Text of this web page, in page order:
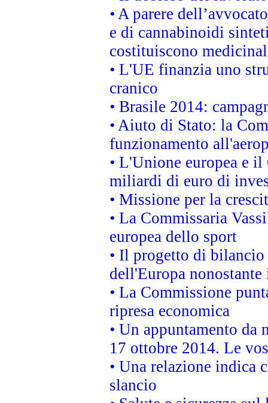
• A parere
e di cannabinoidi
costituiscono
• L'UE finanzia uno
cranico
• Brasile 2014:
• Aiuto di Stato: la
funzionamento
• L'Unione europea e
miliardi di euro di
• Missione per la
• La Commissaria
europea dello sport
• Il progetto di
dell'Europa
• La Commissione
ripresa economica
• Un appuntamento da
17 ottobre 2014. Le
• Una relazione indica
slancio